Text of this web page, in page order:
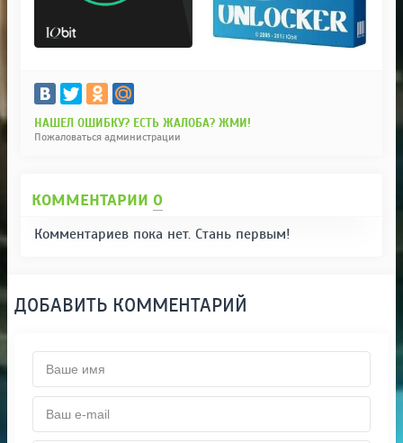
НАШЕЛ ОШИБКУ? ЕСТЬ ЖАЛОБА? ЖМИ!
Пожаловаться администрации
КОММЕНТАРИИ 0
Комментариев пока нет. Стань первым!
ДОБАВИТЬ КОММЕНТАРИЙ